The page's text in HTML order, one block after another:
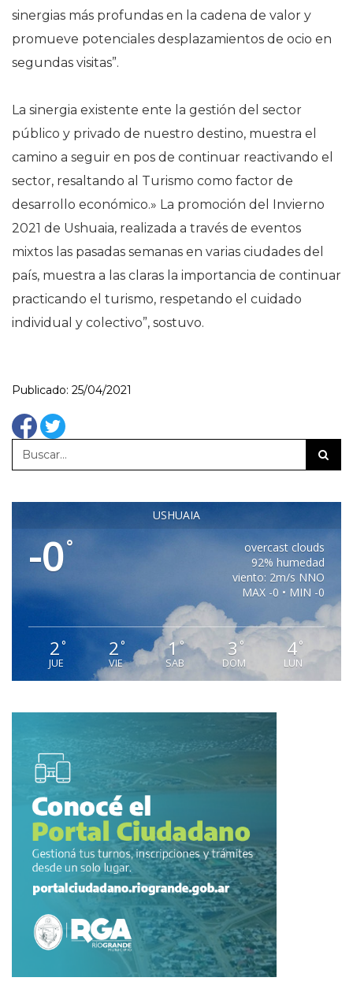
sinergias más profundas en la cadena de valor y
promueve potenciales desplazamientos de ocio en
segundas visitas”.
La sinergia existente ente la gestión del sector
público y privado de nuestro destino, muestra el
camino a seguir en pos de continuar reactivando el
sector, resaltando al Turismo como factor de
desarrollo económico.» La promoción del Invierno
2021 de Ushuaia, realizada a través de eventos
mixtos las pasadas semanas en varias ciudades del
país, muestra a las claras la importancia de continuar
practicando el turismo, respetando el cuidado
individual y colectivo”, sostuvo.
Publicado: 25/04/2021
USHUAIA
-0°
overcast clouds
92% humedad
viento: 2m/s NNO
MAX -0 • MIN -0
2°
JUE
2 °
VIE
1°
SAB
3 °
DOM
4°
LUN